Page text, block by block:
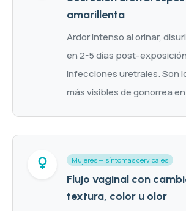
amarillenta
Ardor intenso al orinar,
en 2-5 días post-
infecciones uretrales. Son
más visibles de gonorrea
Mujeres — síntomas cervicales
Flujo vaginal con
textura, color u olor